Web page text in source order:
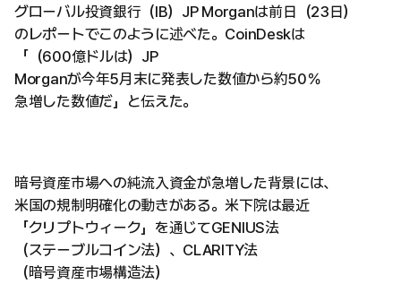
グローバル投資銀行（IB）JP Morganは前日（23日）
のレポートでこのように述べた。CoinDeskは
「（600億ドルは）JP
Morganが今年5月末に発表した数値から約50％
急増した数値だ」と伝えた。
暗号資産市場への純流入資金が急増した背景には、
米国の規制明確化の動きがある。米下院は最近
「クリプトウィーク」を通じてGENIUS法
（ステーブルコイン法）、CLARITY法
（暗号資産市場構造法）